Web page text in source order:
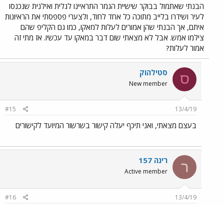
הבנתי שאתמול בבוקר שישיית הגמר התראיינו לגלית ואילנית שנכנסו
לעיר ושידרו בלייב מתוכה כל אחד לחוד, ולצערי פספסתי את הראיונות
איתם, אך הבנתי שהן אמורים לעלות למאקו, כמו גם הקליפ שהם
צילמו אמש. אבל לא מצאתי שום דבר במאקו עד עכשיו. אז מתי זה
אמור לעלות?
ס סטילהוק
New member
13/4/19
#15
בעצם מצאתי, ואני תיכף יעלה קישור בשרשור המיועד לקישורים
ר רינה 157
Active member
13/4/19
#16